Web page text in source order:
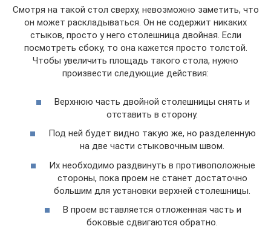
Смотря на такой стол сверху, невозможно заметить, что
он может раскладываться. Он не содержит никаких
стыков, просто у него столешница двойная. Если
посмотреть сбоку, то она кажется просто толстой.
Чтобы увеличить площадь такого стола, нужно
произвести следующие действия:
Верхнюю часть двойной столешницы снять и
отставить в сторону.
Под ней будет видно такую же, но разделенную
на две части стыковочным швом.
Их необходимо раздвинуть в противоположные
стороны, пока проем не станет достаточно
большим для установки верхней столешницы.
В проем вставляется отложенная часть и
боковые сдвигаются обратно.